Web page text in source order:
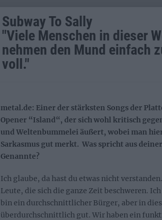
Subway To Sally
"Viele Menschen in dieser
nehmen den Mund einfach
voll."
metal.de: Einer der stärksten Songs der
Opener “Island“, der sich wohl kritisch
und Weltenbummelei äußert, wobei man
Sarkasmus gut merkt. Was spricht aus
Genannte?
Ich glaube, da hast du etwas nicht
Leute, die sich die ganze Zeit beschweren.
bin ein durchschnittlicher Bürger, aber in
überdurchschnittlich gut. Wir haben ein